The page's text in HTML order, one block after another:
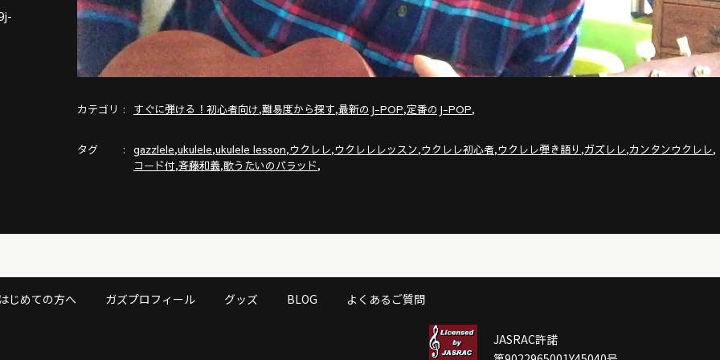
カテゴリ すぐに弾ける！初心者向け,難易度から探す,最新のJ-POP,定番のJ-POP,
タグ gazzlele,ukulele,ukulele lesson,ウクレレ,ウクレレレッスン,ウクレレ初心者,ウクレレ弾き語り ,ガズレレ,カンタンウクレレ,
コード付,斉藤和義,歌うたいのバラッド,
じめての方へ ガズプロフィール グッズ BLOG よくあるご質問
JASRAC許諾